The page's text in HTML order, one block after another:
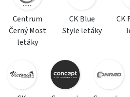
Centrum
Černý Most
letáky
CK Blue
Style letáky
CK